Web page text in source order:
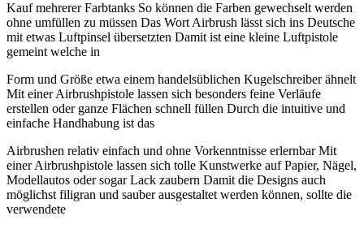
Kauf mehrerer Farbtanks So können die Farben gewechselt werden
ohne umfüllen zu müssen Das Wort Airbrush lässt sich ins Deutsche
mit etwas Luftpinsel übersetzten Damit ist eine kleine Luftpistole
gemeint welche in
Form und Größe etwa einem handelsüblichen Kugelschreiber ähnelt
Mit einer Airbrushpistole lassen sich besonders feine Verläufe
erstellen oder ganze Flächen schnell füllen Durch die intuitive und
einfache Handhabung ist das
Airbrushen relativ einfach und ohne Vorkenntnisse erlernbar Mit
einer Airbrushpistole lassen sich tolle Kunstwerke auf Papier, Nägel,
Modellautos oder sogar Lack zaubern Damit die Designs auch
möglichst filigran und sauber ausgestaltet werden können, sollte die
verwendete